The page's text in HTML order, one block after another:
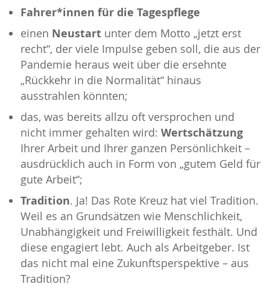
Fahrer*innen für die Tagespflege
einen Neustart unter dem Motto „jetzt erst
recht“, der viele Impulse geben soll, die aus der
Pandemie heraus weit über die ersehnte
„Rückkehr in die Normalität“ hinaus
ausstrahlen könnten;
das, was bereits allzu oft versprochen und
nicht immer gehalten wird:Wertschätzung
Ihrer Arbeit und Ihrer ganzen Persönlichkeit –
ausdrücklich auch in Form von „gutem Geld für
gute Arbeit“;
Tradition. Ja! Das Rote Kreuz hat viel Tradition.
Weil es an Grundsätzen wie Menschlichkeit,
Unabhängigkeit und Freiwilligkeit festhält. Und
diese engagiert lebt. Auch als Arbeitgeber. Ist
das nicht mal eine Zukunftsperspektive – aus
Tradition?